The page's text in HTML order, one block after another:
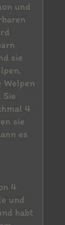
und
sie
Welpen
4
sie
es
4
und
habt